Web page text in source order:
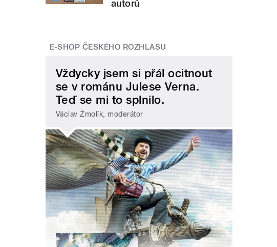
autorů
E-SHOP ČESKÉHO ROZHLASU
Vždycky jsem si přál ocitnout
se v románu Julese Verna.
Teď se mi to splnilo.
Václav Žmolík, moderátor